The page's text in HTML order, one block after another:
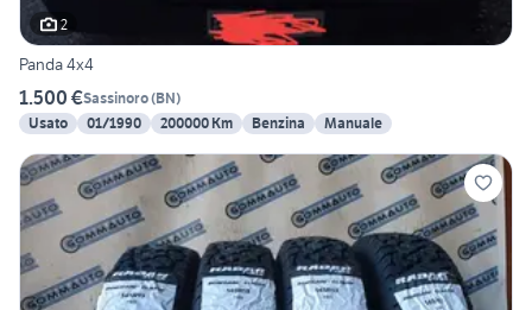
2
Panda 4x4
1.500 €Sassinoro(BN)
Usato
01/1990 200000 Km Benzina Manuale